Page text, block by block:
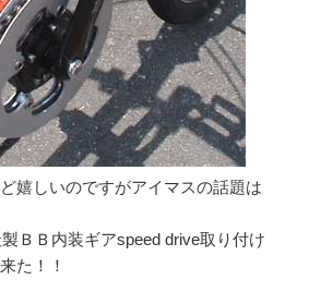
嬉しいのですがアイマスの話題は
ＢＢ内装ギアspeed drive取り付け
た！！